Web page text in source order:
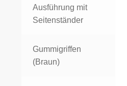
Ausführung mit
Seitenständer
Gummigriffen
(Braun)